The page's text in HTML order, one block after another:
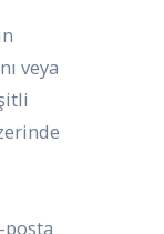
veya
posta